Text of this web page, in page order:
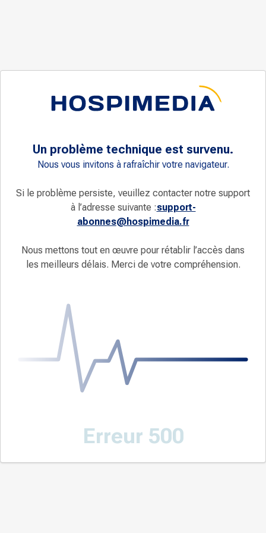
Un problème technique est survenu.
Nous vous invitons à rafraîchir votre navigateur.
Si le problème persiste, veuillez contacter notre support
à l’adresse suivante :support-
abonnes@hospimedia.fr
Nous mettons tout en œuvre pour rétablir l’accès dans
les meilleurs délais. Merci de votre compréhension.
Erreur 500